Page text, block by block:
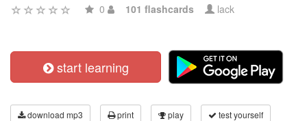
0 101 flashcards lack
start learning
download mp3 print play test yourself